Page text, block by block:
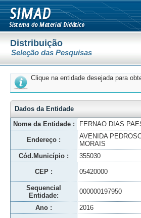
Distribuição
Seleção das Pesquisas
Clique na entidade desejada para
Dados da Entidade
Nome da Entidade :
FERNAO DIAS
Endereço :
AVENIDA
MORAIS
Cód.Município : 355030
CEP : 05420000
Sequencial
Entidade:
000000197950
Ano : 2016